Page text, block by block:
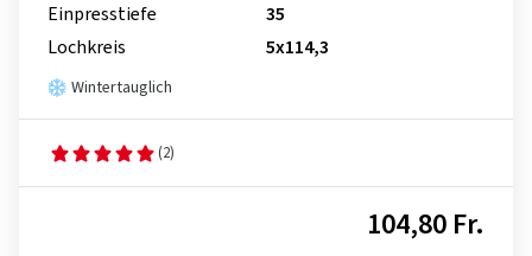
Einpresstiefe
35
Lochkreis
5x114,3
Wintertauglich
(2)
104,80 Fr.